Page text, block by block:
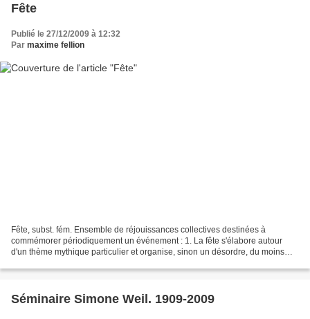
Fête
Publié le 27/12/2009 à 12:32
Par maxime fellion
Fête, subst. fém. Ensemble de réjouissances collectives destinées à
commémorer périodiquement un événement : 1. La fête s'élabore autour
d'un thème mythique particulier et organise, sinon un désordre, du moins
Séminaire Simone Weil. 1909-2009